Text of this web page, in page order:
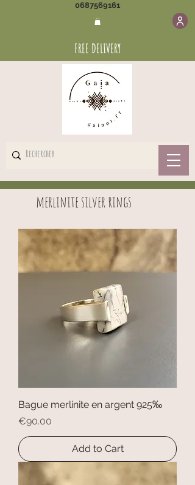
0687569161
FREE DELIVERY
merlinite silver rings
Bague merlinite en argent 925‰
Price
€90.00
Add to Cart